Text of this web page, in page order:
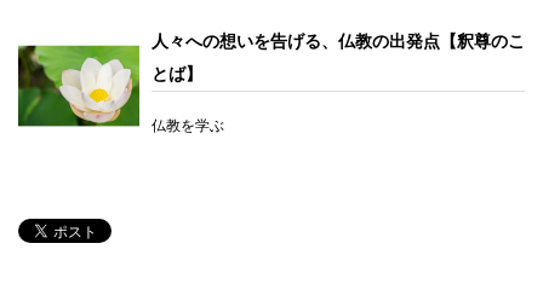
人々への想いを告げる、仏教の出発点【釈尊のこ
とば】
仏教を学ぶ